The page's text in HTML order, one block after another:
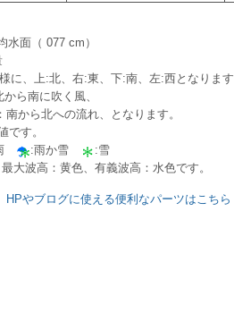
面（ 077 cm）
に、上:北、右:東、下:南、左:西となりま
ら南に吹く風、
から北への流れ、となります。
です。
:雨か雪
:雪
大波高：黄色、有義波高：水色です。
HPやブログに使える便利なパーツはこちら